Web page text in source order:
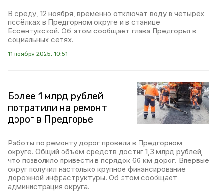
В среду, 12 ноября, временно отключат воду в четырёх
посёлках в Предгорном округе и в станице
Ессентукской. Об этом сообщает глава Предгорья в
социальных сетях.
11 ноября 2025, 10:51
Более 1 млрд рублей
потратили на ремонт
дорог в Предгорье
Работы по ремонту дорог провели в Предгорном
округе. Общий объём средств достиг 1,3 млрд рублей,
что позволило привести в порядок 66 км дорог. Впервые
округ получил настолько крупное финансирование
дорожной инфраструктуры. Об этом сообщает
администрация округа.